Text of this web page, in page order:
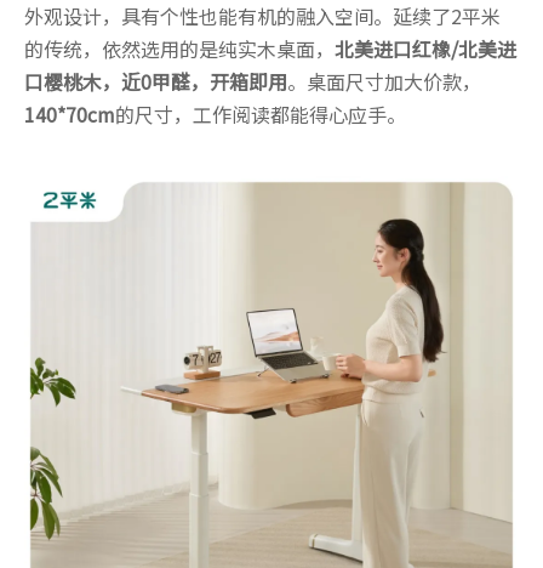
外观设计，具有个性也能有机的融入空间。延续了2平米
的传统，依然选用的是纯实木桌面， 北美进口红橡/北美进
口樱桃木，近0甲醛，开箱即用。桌面尺寸加大价款，
140*70cm的尺寸，工作阅读都能得心应手。